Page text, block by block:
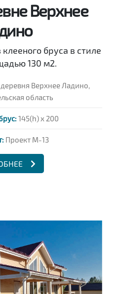
Верхнее
бруса в стиле
130 м2.
деревня Верхнее Ладино,
область
145(h) x 200
Проект M-13